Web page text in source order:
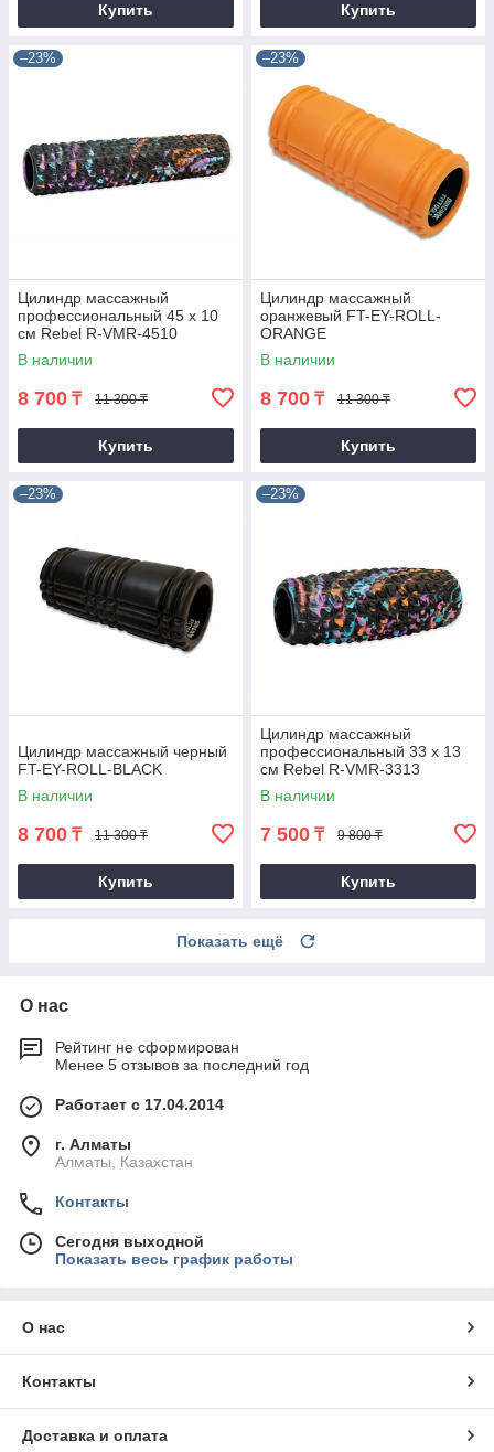
Купить Купить
–23%
Цилиндр массажный
профессиональный 45 х 10
см Rebel R-VMR-4510
В наличии
8 700 ₸ 11 300 ₸
Купить
–23%
Цилиндр массажный
оранжевый FT-EY-ROLL-
ORANGE
В наличии
8 700 ₸ 11 300 ₸
Купить
–23%
Цилиндр массажный черный
FT-EY-ROLL-BLACK
В наличии
8 700 ₸ 11 300 ₸
Купить
–23%
Цилиндр массажный
профессиональный 33 х 13
см Rebel R-VMR-3313
В наличии
7 500 ₸ 9 800 ₸
Купить
Показать ещё
О нас
Рейтинг не сформирован
Менее 5 отзывов за последний год
Работает с 17.04.2014
г. Алматы
Алматы, Казахстан
Контакты
Сегодня выходной
Показать весь график работы
О нас
Контакты
Доставка и оплата